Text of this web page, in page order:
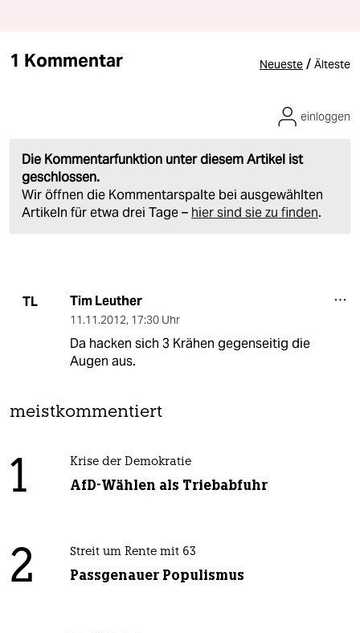
1 Kommentar Neueste / Älteste
Die Kommentarfunktion unter diesem Artikel ist
geschlossen.
Wir öffnen die Kommentarspalte bei ausgewählten
Artikeln für etwa drei Tage – hier sind sie zu finden.
einloggen
TL Tim Leuther
11.11.2012, 17:30 Uhr
Da hacken sich 3 Krähen gegenseitig die
Augen aus.
meistkommentiert
1 Krise der Demokratie
AfD-Wählen als Triebabfuhr
2 Streit um Rente mit 63
Passgenauer Populismus